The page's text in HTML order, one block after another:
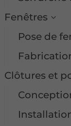
Fenêtres
Pose de
Clôtures et